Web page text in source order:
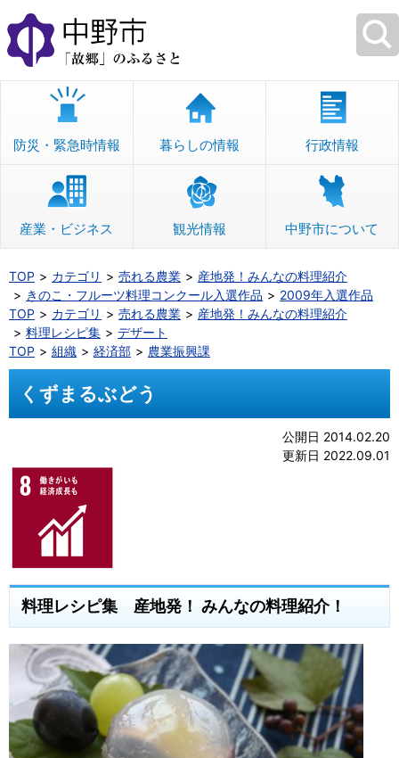
本
文
へ
移
防災・緊急時情報 暮らしの情報 行政情報
産業・ビジネス 観光情報 中野市について
TOP カテゴリ 売れる農業
産地発！みんなの料理紹介
きのこ・フルーツ料理コンクール入選作品
2009年入選作品
TOP
カテゴリ 売れる農業
産地発！みんなの料理紹介
料理レシピ集
デザート
TOP
組織 経済部 農業振興課
くずまるぶどう
公開日 2014.02.20
更新日 2022.09.01
料理レシピ集 産地発！ みんなの料理紹介！